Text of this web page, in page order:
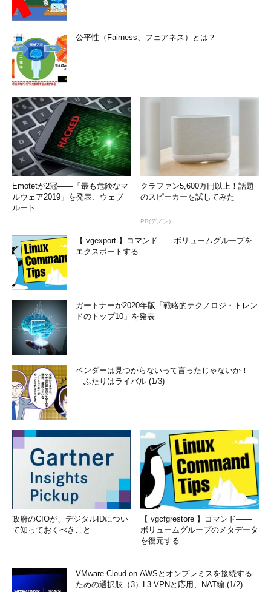
公平性（Fairness、フェアネス）とは？
Emotetが2冠――「最も危険なマ
ルウェア2019」を発表、ウェブ
ルート
クラファン5,600万円以上！話題
のスピーカーを試してみた
PR(デノン)
【 vgexport 】コマンド――ボリュームグループを
エクスポートする
ガートナーが2020年版「戦略的テクノロジ・トレン
ドのトップ10」を発表
ベンダーは見つからないって言ったじゃないか！―
―ふたりはライバル (1/3)
政府のCIOが、デジタルIDについ
て知っておくべきこと
【 vgcfgrestore 】コマンド――
ボリュームグループのメタデータ
を復元する
VMware Cloud on AWSとオンプレミスを接続する
ための選択肢（3）L3 VPNと応用、NAT編 (1/2)